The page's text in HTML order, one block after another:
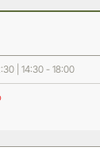
| 14:30 - 18:00